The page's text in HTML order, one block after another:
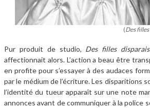
(Des
Pur produit de studio, Des filles
affectionnait alors. L’action a beauêtre
en profite pour s’essayeràdes audaces
par le médium de l’écriture. Les disparitions
l’identité du tueur apparaît sur une note
annonces avant de communiquer àla police